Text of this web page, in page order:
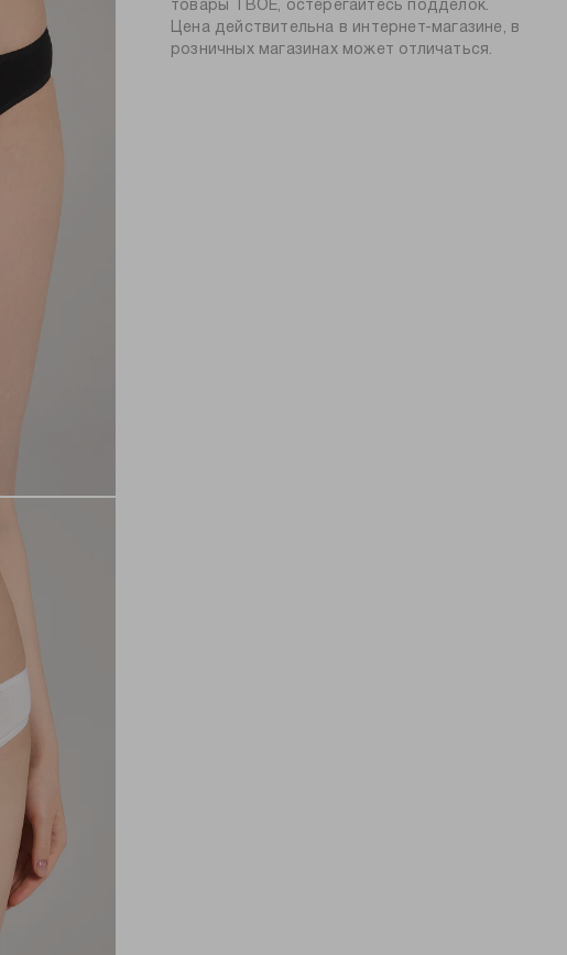
тип посадки:
средняя
узор:
однотонный
количество в
товары ТВОЕ, остерегайтесь подделок.
Цена действительна в интернет-магазине, в
розничных магазинах может отличаться.